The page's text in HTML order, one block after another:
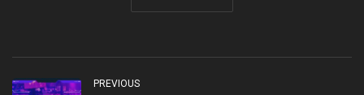
PREVIOUS